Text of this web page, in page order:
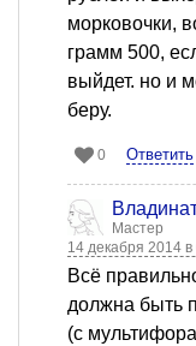
морковочки,
грамм 500,
выйдет. но и
беру.
0 Ответить
Мастер
14 декабря 2014 в
Всё
должна быть
(с